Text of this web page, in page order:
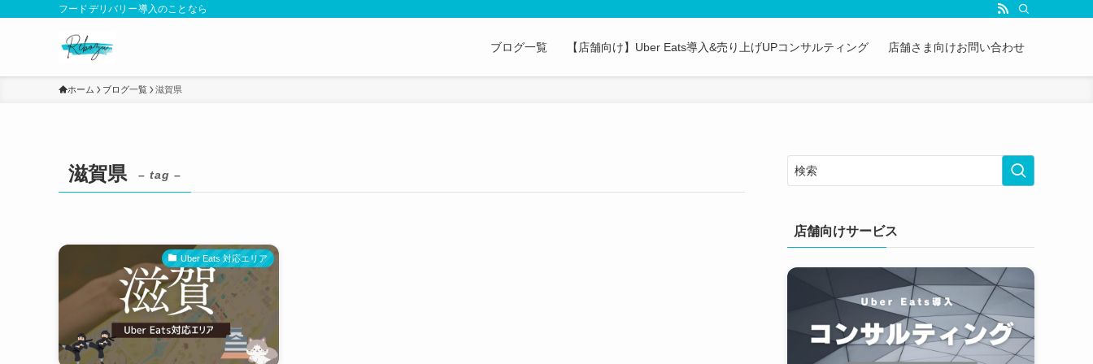
フードデリバリー導入のことなら
ブログ一覧 【店舗向け】Uber Eats導入&売り上げUPコンサルティング 店舗さま向けお問い合わせ
ホーム ブログ一覧 滋賀県
滋賀県 – tag –
Uber Eats 対応エリア
店舗向けサービス